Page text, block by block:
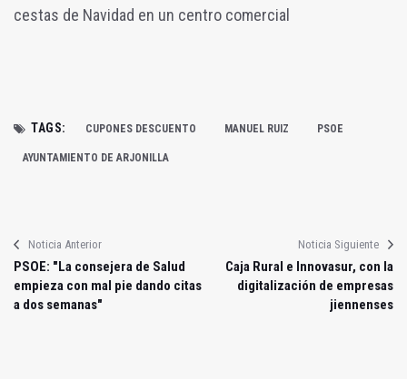
cestas de Navidad en un centro comercial
TAGS: CUPONES DESCUENTO MANUEL RUIZ PSOE
AYUNTAMIENTO DE ARJONILLA
Noticia Anterior
PSOE: "La consejera de Salud
empieza con mal pie dando citas
a dos semanas"
Noticia Siguiente
Caja Rural e Innovasur, con la
digitalización de empresas
jiennenses